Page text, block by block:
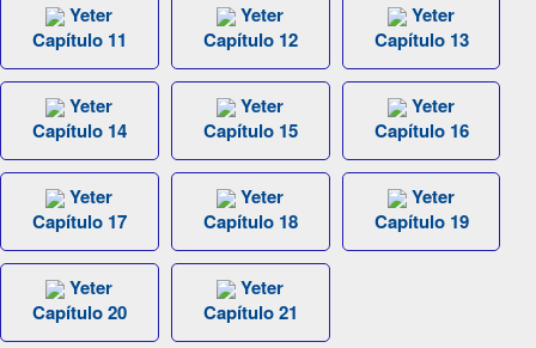
Yeter
Capítulo 11
Yeter
Capítulo 12
Yeter
Capítulo 13
Yeter
Capítulo 14
Yeter
Capítulo 15
Yeter
Capítulo 16
Yeter
Capítulo 17
Yeter
Capítulo 18
Yeter
Capítulo 19
Yeter
Capítulo 20
Yeter
Capítulo 21